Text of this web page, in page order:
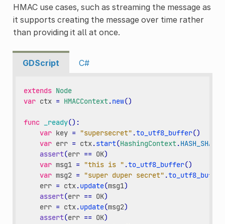
HMAC use cases, such as streaming the message as
it supports creating the message over time rather
than providing it all at once.
GDScript C#
extends Node
var ctx = HMACContext.new()
func _ready():
var key = "supersecret" .to_utf8_buffer()
var err = ctx.start(HashingContext.HASH_SHA256
assert(err == OK)
var msg1 = "this is " .to_utf8_buffer()
var msg2 = "super duper secret" .to_utf8_buffer
err = ctx.update(msg1)
assert(err == OK)
err = ctx.update(msg2)
assert(err == OK)